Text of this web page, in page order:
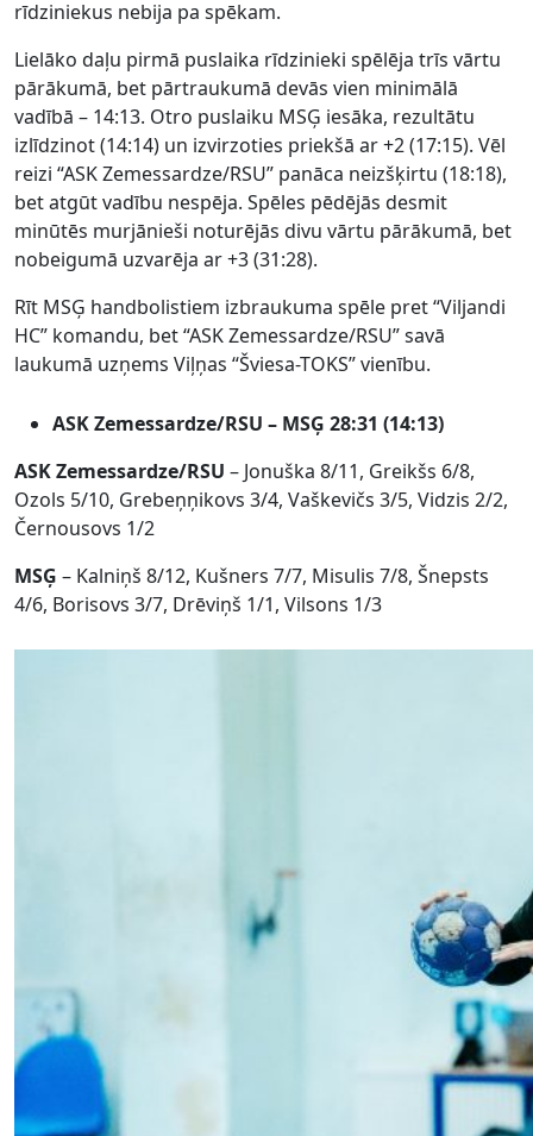
rīdziniekus nebija pa spēkam.
Lielāko daļu pirmā puslaika rīdzinieki spēlēja trīs vārtu
pārākumā, bet pārtraukumā devās vien minimālā
vadībā – 14:13. Otro puslaiku MSĢ iesāka, rezultātu
izlīdzinot (14:14) un izvirzoties priekšā ar +2 (17:15). Vēl
reizi “ASK Zemessardze/RSU” panāca neizšķirtu (18:18),
bet atgūt vadību nespēja. Spēles pēdējās desmit
minūtēs murjānieši noturējās divu vārtu pārākumā, bet
nobeigumā uzvarēja ar +3 (31:28).
Rīt MSĢ handbolistiem izbraukuma spēle pret “Viljandi
HC” komandu, bet “ASK Zemessardze/RSU” savā
laukumā uzņems Viļņas “Šviesa-TOKS” vienību.
ASK Zemessardze/RSU – MSĢ 28:31 (14:13)
ASK Zemessardze/RSU – Jonuška 8/11, Greikšs 6/8,
Ozols 5/10, Grebeņņikovs 3/4, Vaškevičs 3/5, Vidzis 2/2,
Černousovs 1/2
MSĢ – Kalniņš 8/12, Kušners 7/7, Misulis 7/8, Šnepsts
4/6, Borisovs 3/7, Drēviņš 1/1, Vilsons 1/3